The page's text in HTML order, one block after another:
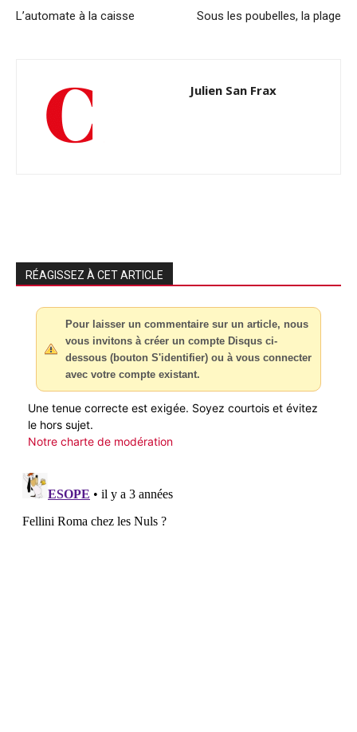
L’automate à la caisse Sous les poubelles, la plage
Julien San Frax
RÉAGISSEZ À CET ARTICLE
Pour laisser un commentaire sur un article, nous
vous invitons à créer un compte Disqus ci-
dessous (bouton S'identifier) ou à vous connecter
avec votre compte existant.
Une tenue correcte est exigée. Soyez courtois et évitez
le hors sujet.
Notre charte de modération